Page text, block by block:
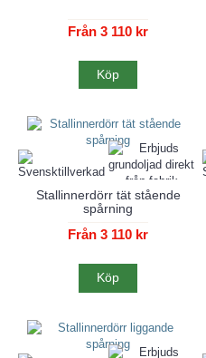
Från 3 110 kr
Köp
Stallinnerdörr tät stående
spårning
Från 3 110 kr
Köp